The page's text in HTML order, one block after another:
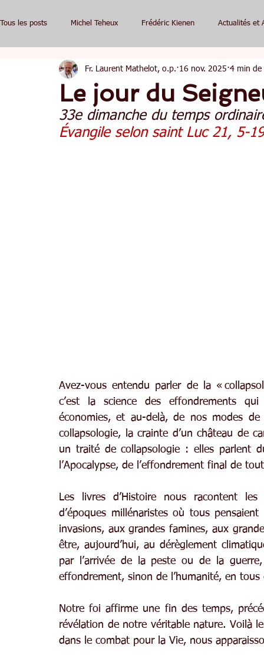
Tous les posts Michel Teheux Frédéric Kienen Actualités et
Le jour du
Fr. Laurent Mathelot, o.p. 16 nov. 2025 4 min de
33e dimanche du temps
Évangile selon saint Luc 21, 5-19
Avez-vous entendu parler de la «
c’est la science des effondrements
économies, et au-delà, de nos modes
collapsologie, la crainte d’un château de
un traité de collapsologie : elles parlent
l’Apocalypse, de l’effondrement final de
Les livres d’Histoire nous racontent
d’époques millénaristes où tous
invasions, aux grandes famines, aux
être, aujourd’hui, au dérèglement
par l’arrivée de la peste ou de la guerre,
effondrement, sinon de l’humanité, en
Notre foi affirme une fin des temps,
révélation de notre véritable nature. Voilà
dans le combat pour la Vie, nous